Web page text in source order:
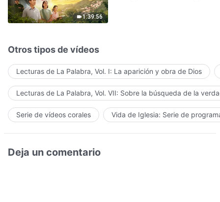
1:39:56
Otros tipos de vídeos
Lecturas de La Palabra, Vol. I: La aparición y obra de Dios
Lecturas de La Palabra, Vol. VII: Sobre la búsqueda de la
Serie de vídeos corales Vida de Iglesia: Serie de
Deja un comentario